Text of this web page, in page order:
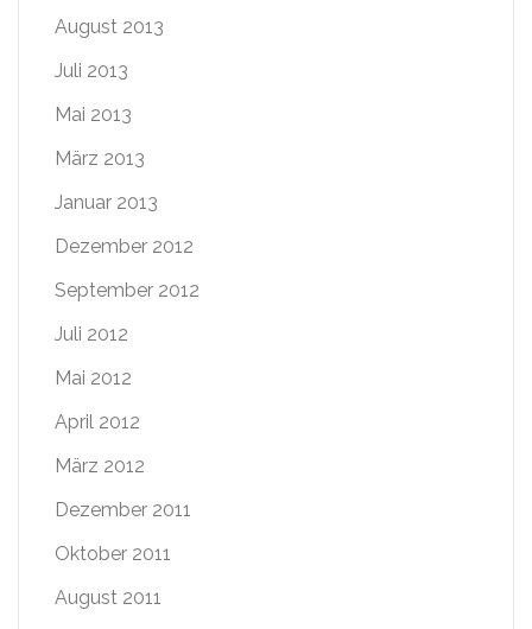
August 2013
Juli 2013
Mai 2013
März 2013
Januar 2013
Dezember 2012
September 2012
Juli 2012
Mai 2012
April 2012
März 2012
Dezember 2011
Oktober 2011
August 2011